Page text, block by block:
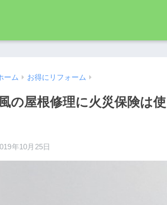
ーム お得にリフォーム
の屋根修理に火災保険は
年10月25日